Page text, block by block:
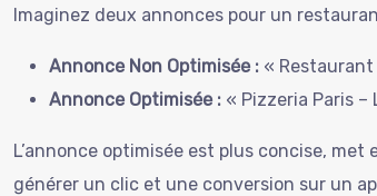
Imaginez deux annonces pour un
Annonce Non Optimisée : «
Annonce Optimisée : « Pizzeria Paris –
L’annonce optimisée est plus concise,
générer un clic et une conversion sur un